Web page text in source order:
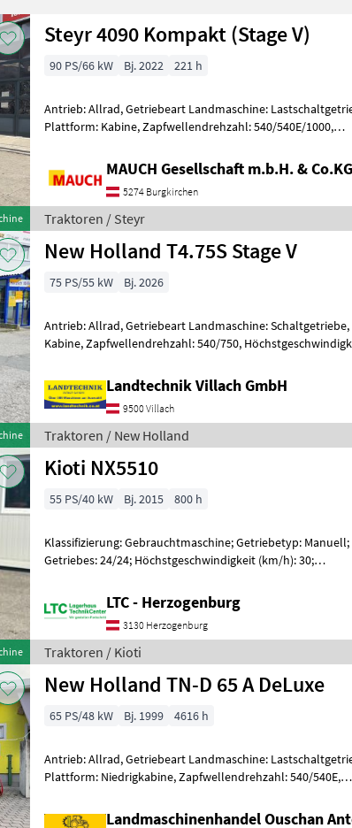
Steyr 4090 Kompakt (Stage V)
90 PS/66 kW Bj. 2022 221 h
Antrieb: Allrad, Getriebeart Landmaschine:
Plattform: Kabine, Zapfwellendrehzahl: 540/540E/1000,
MAUCH Gesellschaft m.b.H. & Co.KG
5274 Burgkirchen
Traktoren / Steyr
New Holland T4.75S Stage V
75 PS/55 kW Bj. 2026
Antrieb: Allrad, Getriebeart Landmaschine:
Kabine, Zapfwellendrehzahl: 540/750,
Landtechnik Villach GmbH
9500 Villach
Traktoren / New Holland
Kioti NX5510
55 PS/40 kW Bj. 2015 800 h
Klassifizierung: Gebrauchtmaschine; Getriebetyp: Manuell;
Getriebes: 24/24; Höchstgeschwindigkeit (km/h): 30;
LTC - Herzogenburg
3130 Herzogenburg
Traktoren / Kioti
New Holland TN-D 65 A DeLuxe
65 PS/48 kW Bj. 1999 4616 h
Antrieb: Allrad, Getriebeart Landmaschine:
Plattform: Niedrigkabine, Zapfwellendrehzahl: 540/540E,
Landmaschinenhandel Ouschan